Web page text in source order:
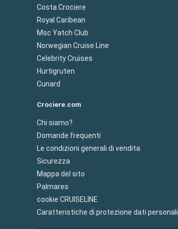
Costa Crociere
Royal Caribean
Msc Yatch Club
Norwegian Cruise Line
Celebrity Cruises
Hurtigruten
Cunard
Crociere.com
Chi siamo?
Domande frequenti
Le condizioni generali di vendita
Sicurezza
Mappa del sito
Palmares
cookie CRUISELINE
Caratteristiche di protezione dati personali